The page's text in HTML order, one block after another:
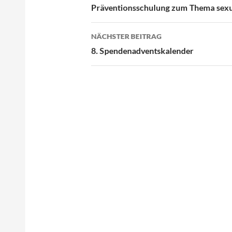
Beitragsnavigation
Präventionsschulung zum Thema
NÄCHSTER BEITRAG
8. Spendenadventskalender